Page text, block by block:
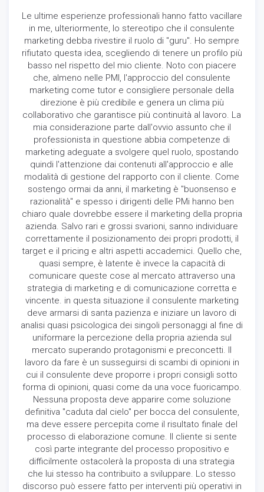
Le ultime esperienze professionali hanno fatto vacillare
in me, ulteriormente, lo stereotipo che il consulente
marketing debba rivestire il ruolo di "guru". Ho sempre
rifiutato questa idea, scegliendo di tenere un profilo più
basso nel rispetto del mio cliente. Noto con piacere
che, almeno nelle PMI, l'approccio del consulente
marketing come tutor e consigliere personale della
direzione è più credibile e genera un clima più
collaborativo che garantisce più continuità al lavoro. La
mia considerazione parte dall'ovvio assunto che il
professionista in questione abbia competenze di
marketing adeguate a svolgere quel ruolo, spostando
quindi l'attenzione dai contenuti all'approccio e alle
modalità di gestione del rapporto con il cliente. Come
sostengo ormai da anni, il marketing è "buonsenso e
razionalità" e spesso i dirigenti delle PMi hanno ben
chiaro quale dovrebbe essere il marketing della propria
azienda. Salvo rari e grossi svarioni, sanno individuare
correttamente il posizionamento dei propri prodotti, il
target e il pricing e altri aspetti accademici. Quello che,
quasi sempre, è latente è invece la capacità di
comunicare queste cose al mercato attraverso una
strategia di marketing e di comunicazione corretta e
vincente. in questa situazione il consulente marketing
deve armarsi di santa pazienza e iniziare un lavoro di
analisi quasi psicologica dei singoli personaggi al fine di
uniformare la percezione della propria azienda sul
mercato superando protagonismi e preconcetti. Il
lavoro da fare è un susseguirsi di scambi di opinioni in
cui il consulente deve proporre i propri consigli sotto
forma di opinioni, quasi come da una voce fuoricampo.
Nessuna proposta deve apparire come soluzione
definitiva "caduta dal cielo" per bocca del consulente,
ma deve essere percepita come il risultato finale del
processo di elaborazione comune. Il cliente si sente
così parte integrante del processo propositivo e
difficilmente ostacolerà la proposta di una strategia
che lui stesso ha contribuito a sviluppare. Lo stesso
discorso può essere fatto per interventi più operativi in
funzioni nel
miglior modo
possibile
durante la tua
visita. Se rifiuti
questi cookie,
alcune
funzionalità
scompariranno
dal sito.
Marketing
Condividendo i
tuoi interessi e
comportamenti
mentre visiti il ​​
nostro sito,
aumenti le
possibilità di
vedere
contenuti e
offerte
personalizzati.